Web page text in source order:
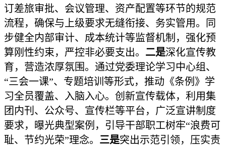
订差旅审批、会议管理、资产配置等环节的规范
流程，确保与上级要求无缝衔接、务实管用。同
步健全内部审计、成本统计等监督机制，强化预
算刚性约束，严控非必要支出。 二是深化宣传教
育，营造浓厚氛围。通过党委理论学习中心组、
“三会一课”、专题培训等形式，推动《条例》学
习全员覆盖、入脑入心。创新宣传载体，利用集
团内刊、公众号、宣传栏等平台，广泛宣讲制度
要求，曝光典型案例，引导干部职工树牢“浪费可
耻、节约光荣”理念。 三是突出示范引领，压实责